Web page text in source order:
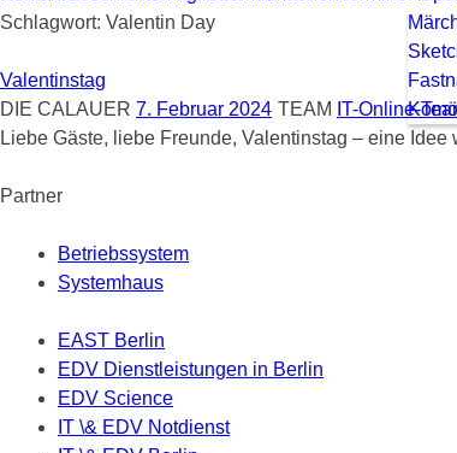
Schlagwort: Valentin Day
Valentinstag
DIE CALAUER 7. Februar 2024 TEAM IT-Online-
Liebe Gäste, liebe Freunde, Valentinstag – eine
Partner
Betriebssystem
Systemhaus
EAST Berlin
EDV Dienstleistungen in Berlin
EDV Science
IT \& EDV Notdienst